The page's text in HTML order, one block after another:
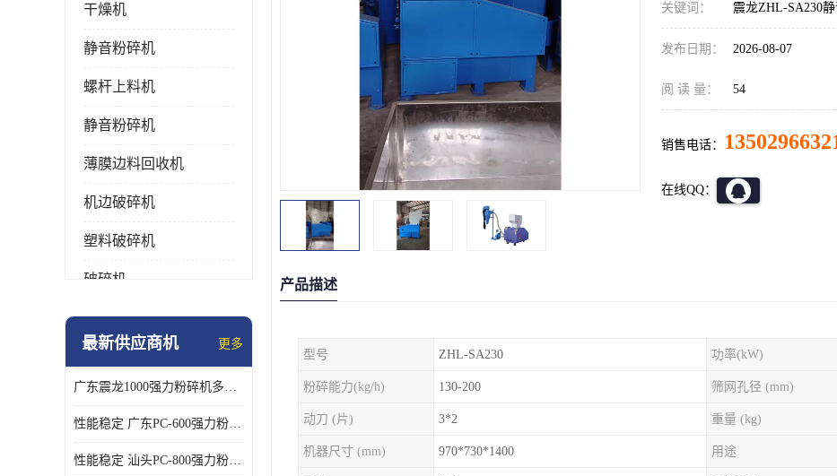
干燥机
静音粉碎机
螺杆上料机
静音粉碎机
薄膜边料回收机
机边破碎机
塑料破碎机
破碎机
强力粉碎机
最新供应商机 更多
广东震龙1000强力粉碎机多少钱一台 使用方便
性能稳定 广东PC-600强力粉碎机电话
性能稳定 汕头PC-800强力粉碎机厂家批发
关键词： 震龙ZHL-SA230
发布日期： 2026-08-07
阅 读 量： 54
销售电话：
在线QQ：
产品描述
型号 ZHL-SA230 功率(kW)
粉碎能力(kg/h) 130-200 筛网孔径 (mm)
动刀 (片) 3*2 重量 (kg)
机器尺寸 (mm) 970*730*1400 用途